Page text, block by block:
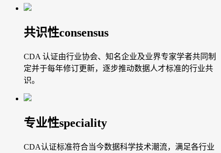
共识性consensus
CDA 认证由行业协会、知名企业及业界专家学者共同制
定并于每年修订更新，逐步推动数据人才标准的行业共
识。
专业性speciality
CDA认证标准符合当今数据科学技术潮流，满足各行业